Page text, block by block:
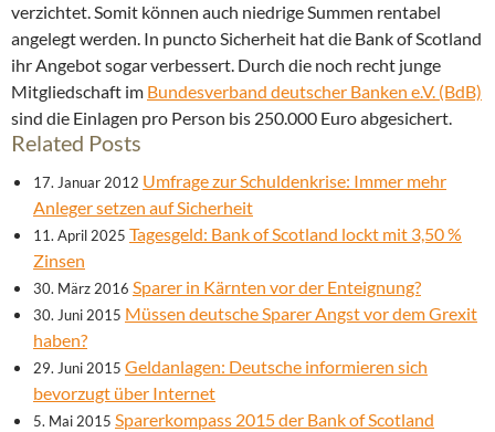
verzichtet. Somit können auch niedrige Summen rentabel
angelegt werden. In puncto Sicherheit hat die Bank of Scotland
ihr Angebot sogar verbessert. Durch die noch recht junge
Mitgliedschaft im Bundesverband deutscher Banken e.V. (BdB)
sind die Einlagen pro Person bis 250.000 Euro abgesichert.
Related Posts
17. Januar 2012 Umfrage zur Schuldenkrise: Immer mehr
Anleger setzen auf Sicherheit
11. April 2025 Tagesgeld: Bank of Scotland lockt mit 3,50 %
Zinsen
30. März 2016 Sparer in Kärnten vor der Enteignung?
30. Juni 2015 Müssen deutsche Sparer Angst vor dem Grexit
haben?
29. Juni 2015 Geldanlagen: Deutsche informieren sich
bevorzugt über Internet
5. Mai 2015 Sparerkompass 2015 der Bank of Scotland